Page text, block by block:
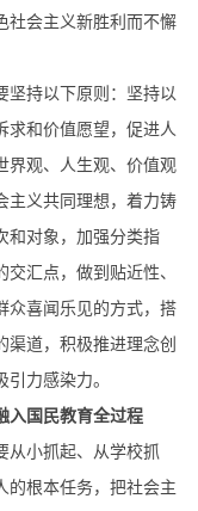
社会主义新胜利而不懈
坚持以下原则：坚持以
求和价值愿望，促进人
界观、人生观、价值观
主义共同理想，着力铸
和对象，加强分类指
汇点，做到贴近性、
众喜闻乐见的方式，搭
渠道，积极推进理念创
力感染力。
入国民教育全过程
从小抓起、从学校抓
的根本任务，把社会主